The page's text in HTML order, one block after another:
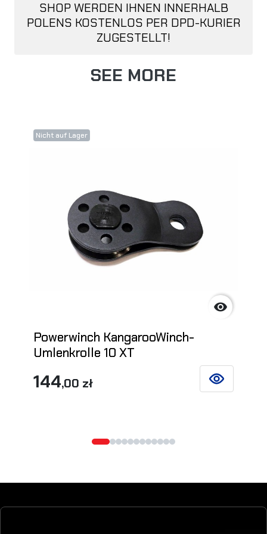
SHOP WERDEN IHNEN INNERHALB
POLENS KOSTENLOS PER DPD-KURIER
ZUGESTELLT!
SEE MORE
Nicht auf Lager

Powerwinch KangarooWinch-
Umlenkrolle 10 XT
144,00 zł SIEHE